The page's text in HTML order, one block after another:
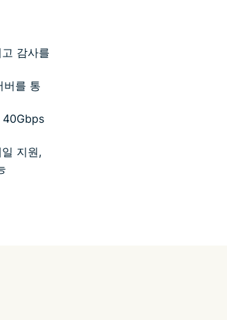
감사를
버를 통
40Gbps
지원,